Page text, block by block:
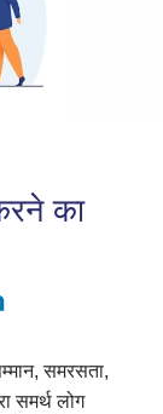
का
समरसता,
समर्थ लोग